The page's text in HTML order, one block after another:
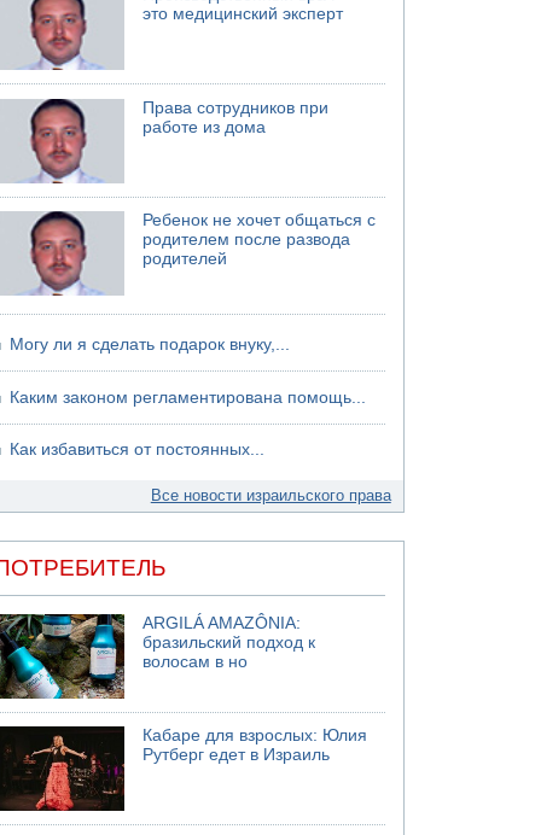
ножевые ранения в результате нападения на
улице Левински в Тель-Авиве
это медицинский эксперт
Права сотрудников при
работе из дома
Ребенок не хочет общаться с
родителем после развода
родителей
Могу ли я сделать подарок внуку,...
Каким законом регламентирована помощь...
Как избавиться от постоянных...
Все новости израильского права
ARGILÁ AMAZÔNIA:
бразильский подход к
волосам в но
Кабаре для взрослых: Юлия
Рутберг едет в Израиль